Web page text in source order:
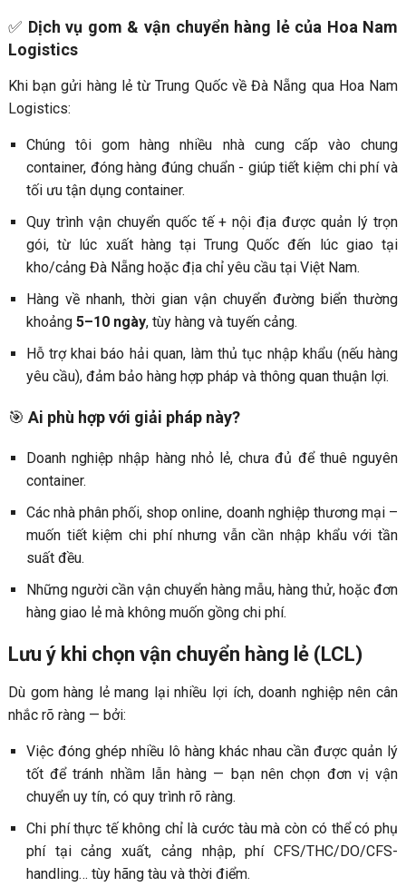
✅ Dịch vụ gom & vận chuyển hàng lẻ của Hoa Nam
Logistics
Khi bạn gửi hàng lẻ từ Trung Quốc về Đà Nẵng qua Hoa Nam
Logistics:
Chúng tôi gom hàng nhiều nhà cung cấp vào chung
container, đóng hàng đúng chuẩn - giúp tiết kiệm chi phí và
tối ưu tận dụng container.
Quy trình vận chuyển quốc tế + nội địa được quản lý trọn
gói, từ lúc xuất hàng tại Trung Quốc đến lúc giao tại
kho/cảng Đà Nẵng hoặc địa chỉ yêu cầu tại Việt Nam.
Hàng về nhanh, thời gian vận chuyển đường biển thường
khoảng 5–10 ngày, tùy hàng và tuyến cảng.
Hỗ trợ khai báo hải quan, làm thủ tục nhập khẩu (nếu hàng
yêu cầu), đảm bảo hàng hợp pháp và thông quan thuận lợi.
🎯 Ai phù hợp với giải pháp này?
Doanh nghiệp nhập hàng nhỏ lẻ, chưa đủ để thuê nguyên
container.
Các nhà phân phối, shop online, doanh nghiệp thương mại –
muốn tiết kiệm chi phí nhưng vẫn cần nhập khẩu với tần
suất đều.
Những người cần vận chuyển hàng mẫu, hàng thử, hoặc đơn
hàng giao lẻ mà không muốn gồng chi phí.
Lưu ý khi chọn vận chuyển hàng lẻ (LCL)
Dù gom hàng lẻ mang lại nhiều lợi ích, doanh nghiệp nên cân
nhắc rõ ràng — bởi:
Việc đóng ghép nhiều lô hàng khác nhau cần được quản lý
tốt để tránh nhầm lẫn hàng — bạn nên chọn đơn vị vận
chuyển uy tín, có quy trình rõ ràng.
Chi phí thực tế không chỉ là cước tàu mà còn có thể có phụ
phí tại cảng xuất, cảng nhập, phí CFS/THC/DO/CFS-
handling… tùy hãng tàu và thời điểm.